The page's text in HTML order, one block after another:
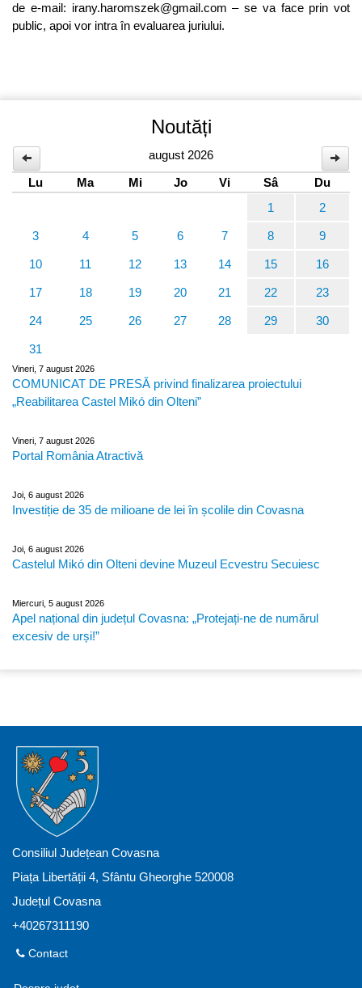
de e-mail: irany.haromszek@gmail.com – se va face prin vot
public, apoi vor intra în evaluarea juriului.
Noutăți
august 2026
Lu
Ma Mi Jo Vi Sâ
Du
1
2
3 4 5 6 7 8 9
10 11 12 13 14 15 16
17 18 19 20 21 22 23
24 25 26 27 28 29 30
31
Vineri, 7 august 2026
COMUNICAT DE PRESĂ privind finalizarea proiectului
„Reabilitarea Castel Mikó din Olteni”
Vineri, 7 august 2026
Portal România Atractivă
Joi, 6 august 2026
Investiție de 35 de milioane de lei în școlile din Covasna
Joi, 6 august 2026
Castelul Mikó din Olteni devine Muzeul Ecvestru Secuiesc
Miercuri, 5 august 2026
Apel național din județul Covasna: „Protejați-ne de numărul
excesiv de urși!”
Consiliul Județean Covasna
Piața Libertății 4, Sfântu Gheorghe 520008
Județul Covasna
+40267311190
Contact